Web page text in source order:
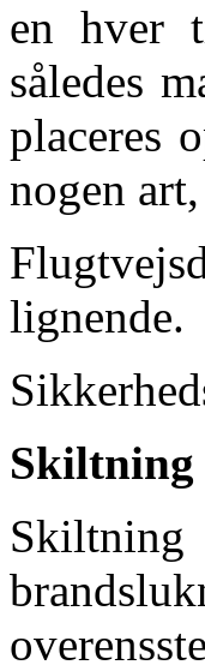
en hver
således
placeres
nogen
lignende.
Skiltning